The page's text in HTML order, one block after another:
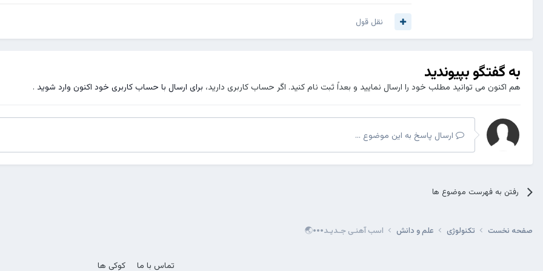
نقل قول
به گفتگو بپیوندید
هم اکنون می توانید مطلب خود را ارسال نمایید و بعداً ثبت نام کنید. اگر حساب کاربری دارید، برای ارسال با حساب کاربری خود اکنون وارد شوید .
ارسال پاسخ به این موضوع ...
رفتن به فهرست موضوع ها
صفحه نخست تکنولوژی علم و دانش اسب آهنـی جـدیـد•••🌏
تماس با ما کوکی ها